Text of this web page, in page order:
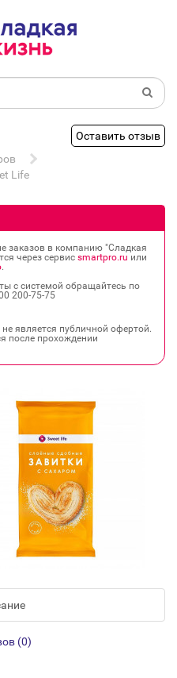
Оставить отзыв
Life
заказов в компанию "Сладкая
через сервис smartpro.ru или
.
с системой обращайтесь по
200‐75‐75
является публичной офертой.
после прохождении
(0)